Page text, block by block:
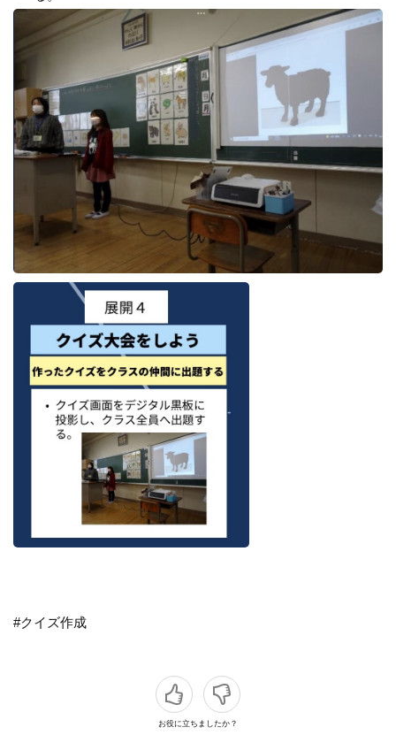
#クイズ作成
お役に立ちましたか？